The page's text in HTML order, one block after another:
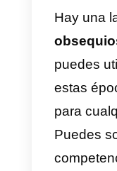
altas
Haz
Esto